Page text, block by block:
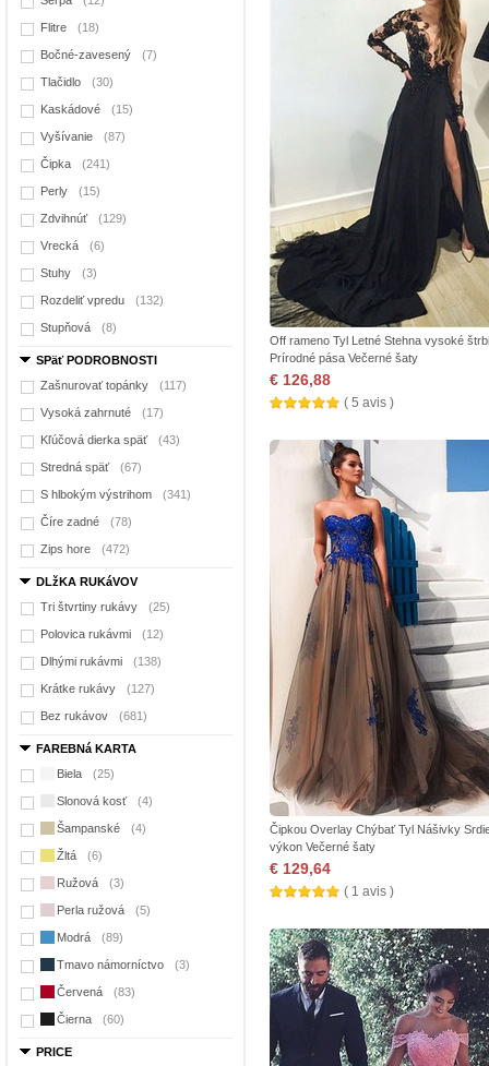
Flitre (18)
Bočné-zavesený (7)
Tlačidlo (30)
Kaskádové (15)
Vyšívanie (87)
Čipka (241)
Perly (15)
Zdvihnúť (129)
Vrecká (6)
Stuhy (3)
Rozdeliť vpredu (132)
Stupňová (8)
SPäť PODROBNOSTI
Zašnurovať topánky
(117)
Vysoká zahrnuté (17)
Kľúčová dierka späť (43)
Stredná späť (67)
S hlbokým výstrihom (341)
Číre zadné (78)
Zips hore (472)
DLžKA RUKáVOV
Tri štvrtiny rukávy
(25)
Polovica rukávmi (12)
Dlhými rukávmi (138)
Krátke rukávy (127)
Bez rukávov (681)
FAREBNá KARTA
Biela
(25)
Slonová kosť (4)
Šampanské (4)
Žltá (6)
Ružová (3)
Perla ružová (5)
Modrá (89)
Tmavo námorníctvo (3)
Červená (83)
Čierna (60)
PRICE
Off rameno Tyl Letné Stehna vysoké
Prírodné pása Večerné šaty
€ 126,88
( 5 avis )
Čipkou Overlay Chýbať Tyl Nášivky
výkon Večerné šaty
€ 129,64
( 1 avis )